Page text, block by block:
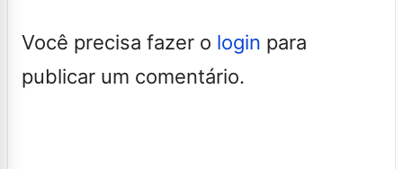
Você precisa fazer o login para
publicar um comentário.